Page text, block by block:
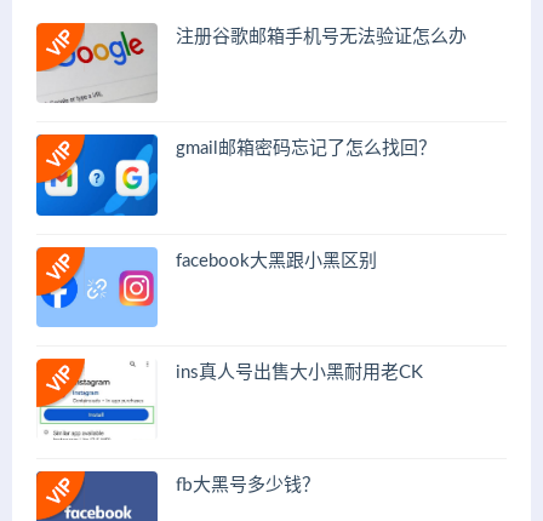
注册谷歌邮箱手机号无法验证怎么办
gmail邮箱密码忘记了怎么找回？
facebook大黑跟小黑区别
ins真人号出售大小黑耐用老CK
fb大黑号多少钱？